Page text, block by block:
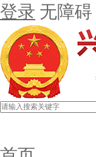
登录 无障碍